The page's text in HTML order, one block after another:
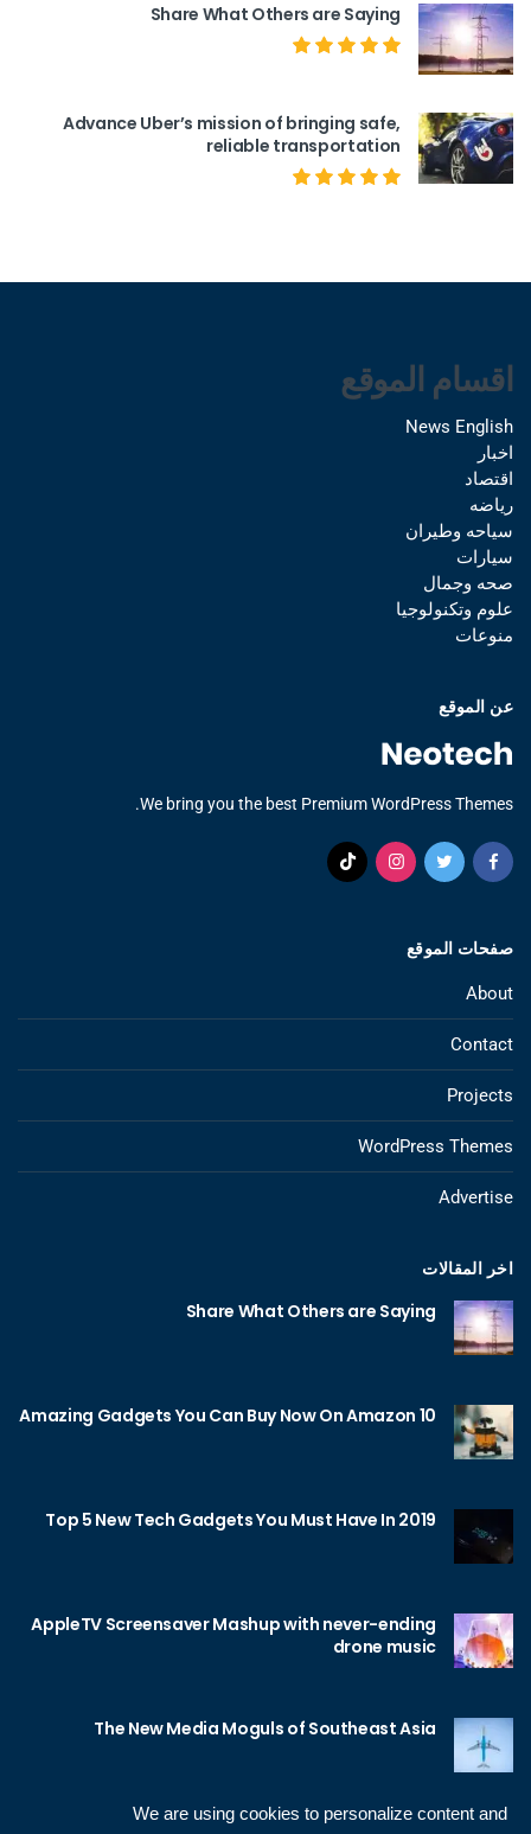
We are using cookies to personalize content and
Share What Others are Saying
Advance Uber’s mission of bringing safe,
reliable transportation
اقسام الموقع
News English
اخبار
اقتصاد
رياضه
سياحه وطيران
سيارات
صحه وجمال
علوم وتكنولوجيا
منوعات
عن الموقع
We bring you the best Premium WordPress Themes.
صفحات الموقع
About
Contact
Projects
WordPress Themes
Advertise
اخر المقالات
Share What Others are Saying
10 Amazing Gadgets You Can Buy Now On Amazon
Top 5 New Tech Gadgets You Must Have In 2019
AppleTV Screensaver Mashup with never-ending
drone music
The New Media Moguls of Southeast Asia